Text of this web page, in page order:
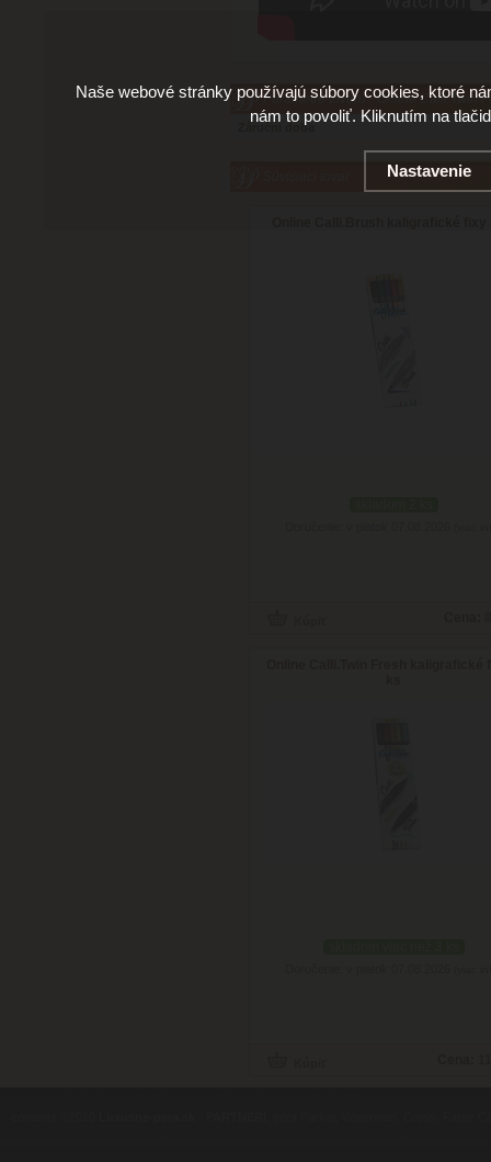
Parametre tovaru - Online Calli.Twin
Záruční doba
Naše webové stránky používajú súbory cookies, ktoré
nám to povoliť. Kliknutím na
Nastavenie